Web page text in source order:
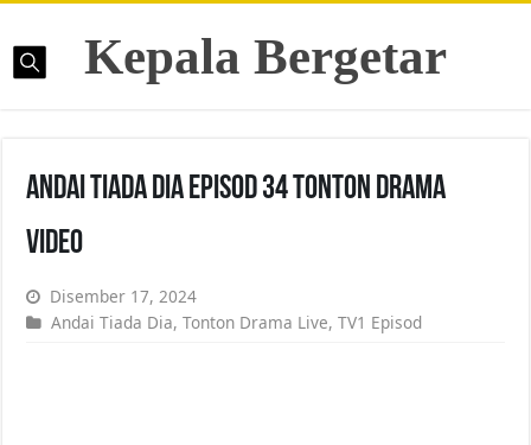
Kepala Bergetar
Andai Tiada Dia Episod 34 Tonton Drama
Video
Disember 17, 2024
Andai Tiada Dia,Tonton Drama Live,TV1 Episod